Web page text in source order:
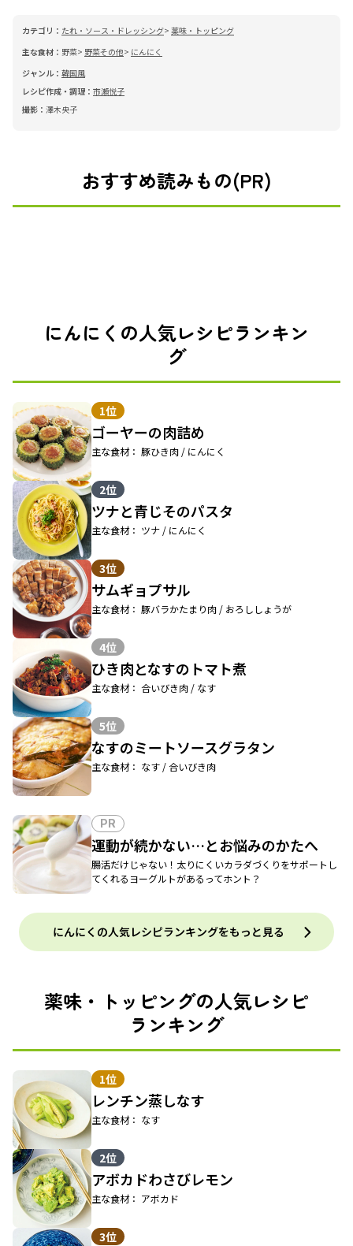
カテゴリ： たれ・ソース・ドレッシング 薬味・トッピング
主な食材： 野菜 野菜その他
にんにく
ジャンル： 韓国風
レシピ作成・調理： 市瀬悦子
撮影： 澤木央子
おすすめ読みもの(PR)
にんにくの人気レシピランキン
グ
1位
ゴーヤーの肉詰め
主な食材： 豚ひき肉 / にんにく
2位
ツナと青じそのパスタ
主な食材： ツナ / にんにく
3位
サムギョプサル
主な食材： 豚バラかたまり肉 / おろししょうが
4位
ひき肉となすのトマト煮
主な食材： 合いびき肉 / なす
5位
なすのミートソースグラタン
主な食材： なす / 合いびき肉
PR
運動が続かない…とお悩みのかたへ
腸活だけじゃない！太りにくいカラダづくりをサポートし
てくれるヨーグルトがあるってホント？
にんにくの人気レシピランキングをもっと見る
薬味・トッピングの人気レシピ
ランキング
1位
レンチン蒸しなす
主な食材： なす
2位
アボカドわさびレモン
主な食材： アボカド
3位